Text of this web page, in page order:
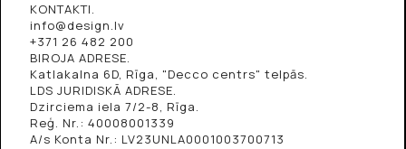
KONTAKTI.
info@design.lv
+371 26 482 200
BIROJA ADRESE.
Katlakalna 6D, Rīga, "Decco centrs" telpās.
LDS JURIDISKĀ ADRESE.
Dzirciema iela 7/2-8, Rīga.
Reģ. Nr.: 40008001339
A/s Konta Nr.: LV23UNLA0001003700713